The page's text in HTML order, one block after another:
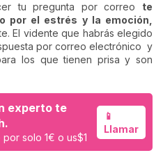
tu pregunta por correo te
por el estrés y la emoción,
El vidente que habrás elegido
por correo electrónico y
los que tienen prisa y son
experto te
solo 1€ o us$1
📱
Llamar